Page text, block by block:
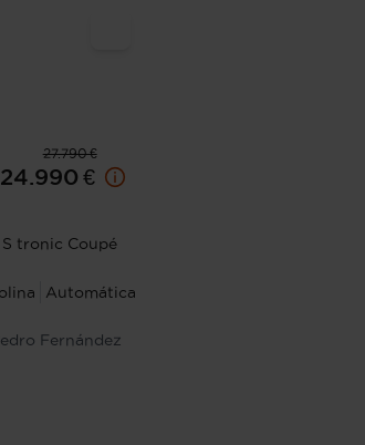
27.790 €
24.990 €
tronic Coupé
Automática
Fernández